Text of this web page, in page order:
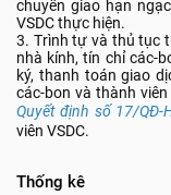
chuyển giao hạn
VSDC thực hiện.
3. Trình tự và thủ tục
nhà kính, tín chỉ các-
ký, thanh toán giao
các-bon và thành
Quyết định số 17/
viên VSDC.
Thống kê